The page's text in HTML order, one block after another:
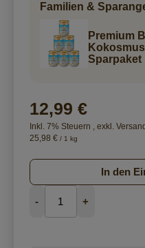
Familien &
Premium
Sparpaket
12,99 €
Inkl. 7% Steuern exkl.
25,98 €/ 1 kg
In den
- +